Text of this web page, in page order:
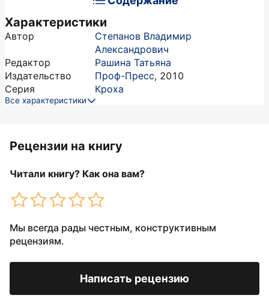
Характеристики
Автор
Степанов Владимир
Александрович
Редактор
Рашина Татьяна
Издательство
Проф-Пресс, 2010
Серия
Кроха
Все характеристики
Рецензии на книгу
Читали книгу? Как она вам?
Мы всегда рады честным, конструктивным
рецензиям.
Написать рецензию